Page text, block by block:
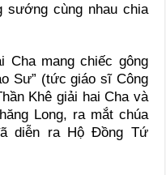
sướng cùng nhau chia
Cha mang chiếc gông
Sư” (tức giáo sĩ Công
Khê giải hai Cha và
Long, ra mắt chúa
diễn ra Hộ Đồng Tứ